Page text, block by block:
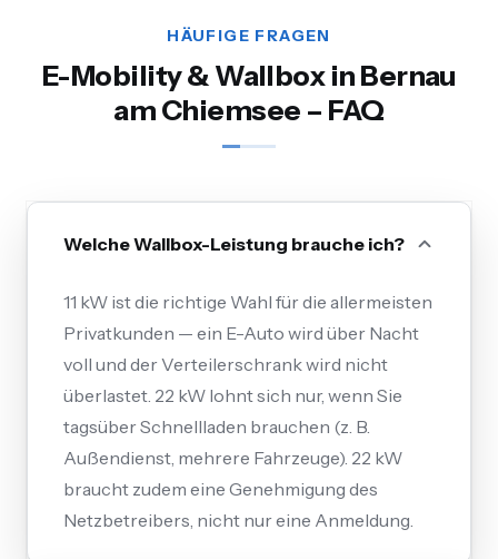
HÄUFIGE FRAGEN
E-Mobility & Wallbox in Bernau
am Chiemsee – FAQ
Welche Wallbox-Leistung brauche ich?
11 kW ist die richtige Wahl für die allermeisten
Privatkunden — ein E-Auto wird über Nacht
voll und der Verteilerschrank wird nicht
überlastet. 22 kW lohnt sich nur, wenn Sie
tagsüber Schnellladen brauchen (z. B.
Außendienst, mehrere Fahrzeuge). 22 kW
braucht zudem eine Genehmigung des
Netzbetreibers, nicht nur eine Anmeldung.